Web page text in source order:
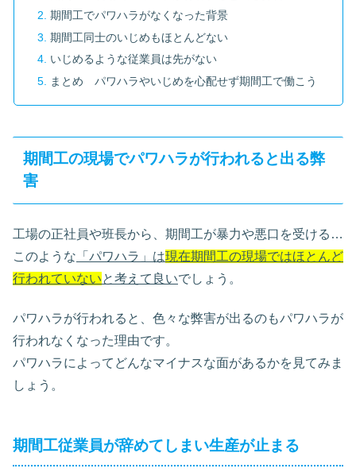
期間工でパワハラがなくなった背景
期間工同士のいじめもほとんどない
いじめるような従業員は先がない
まとめ パワハラやいじめを心配せず期間工で働こう
期間工の現場でパワハラが行われると出る弊
害
工場の正社員や班長から、期間工が暴力や悪口を受ける…
このような 「パワハラ」は現在期間工の現場ではほとんど
行われていないと考えて良いでしょう。
パワハラが行われると、色々な弊害が出るのもパワハラが
行われなくなった理由です。
パワハラによってどんなマイナスな面があるかを見てみま
しょう。
期間工従業員が辞めてしまい生産が止まる